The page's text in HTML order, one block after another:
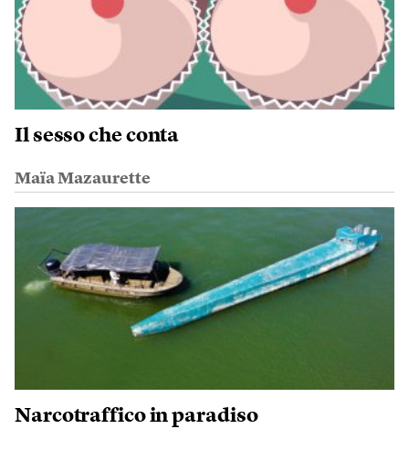
Il sesso che conta
Maïa Mazaurette
Narcotraffico in paradiso